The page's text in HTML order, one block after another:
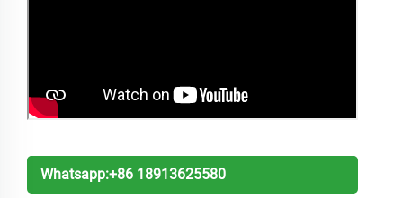
Whatsapp:+86 18913625580